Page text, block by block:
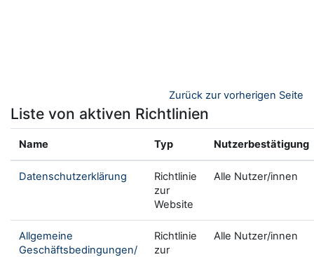
Zurück zur vorherigen Seite
Liste von aktiven Richtlinien
Name Typ Nutzerbestätigung
Datenschutzerklärung
Richtlinie
zur
Website
Alle Nutzer/innen
Allgemeine
Geschäftsbedingungen/
Richtlinie
zur
Alle Nutzer/innen